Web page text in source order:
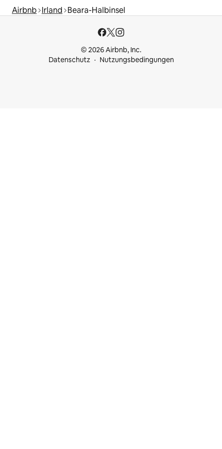
Airbnb Irland Beara-Halbinsel
© 2026 Airbnb, Inc.
Datenschutz
Nutzungsbedingungen